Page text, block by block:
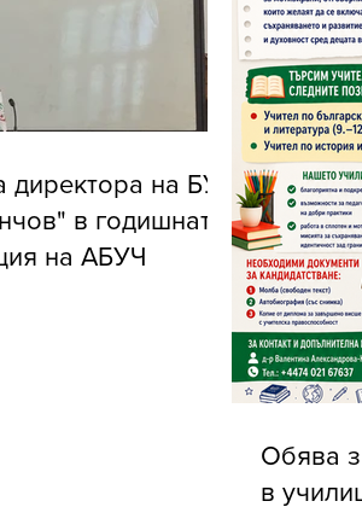
директора на БУ
в годишната
на АБУЧ
Обява
в